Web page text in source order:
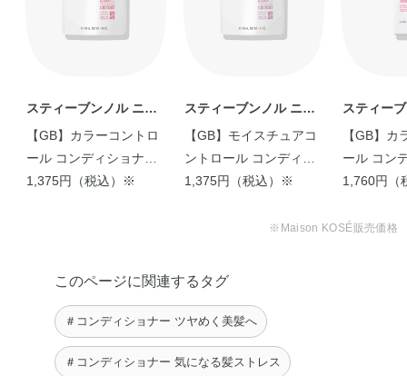
クロリド・ステアルトリモニウムクロリド・セテス－20・
セラミドNG・セラミドNP・ダイズステロール・パルミチ
ラウレス－4・ラウレス硫酸Na・フェノキシエタノール・
スティーブンノル ニュ
ーヨーク
【GB】カラーコントロ
ール コンディショナー
W ＜400mL つめかえ用
1,375円（税込）※
スティーブンノル ニュ
ーヨーク
【GB】モイスチュアコ
ントロール コンディシ
ョナー W ＜400mL つ
1,375円（税込）※
スティー
ーヨーク
【GB】カ
ール コン
W
1,760円（
※Maison KOSÉ販売価格
このページに関連するタグ
＃コンディショナー ツヤめく美髪へ
＃コンディショナー 気になる髪ストレス